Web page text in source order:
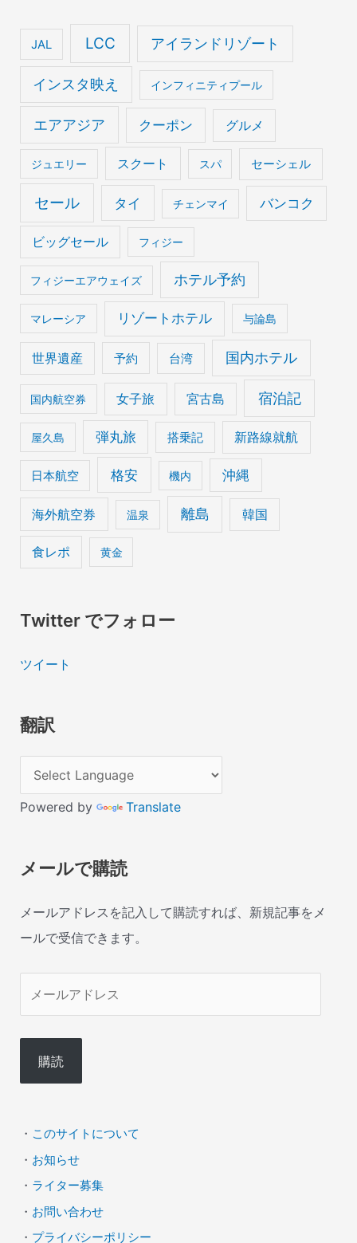
JAL LCC アイランドリゾート
インスタ映え インフィニティプール
エアアジア クーポン グルメ
ジュエリー スクート スパ セーシェル
セール タイ チェンマイ バンコク
ビッグセール フィジー
フィジーエアウェイズ ホテル予約
マレーシア リゾートホテル 与論島
世界遺産 予約 台湾 国内ホテル
国内航空券 女子旅 宮古島 宿泊記
屋久島 弾丸旅 搭乗記 新路線就航
日本航空 格安 機内 沖縄
海外航空券 温泉 離島 韓国
食レポ 黄金
Twitter でフォロー
ツイート
翻訳
Powered by Translate
メールで購読
メールアドレスを記入して購読すれば、新規記事をメ
ールで受信できます。
ル
ド
ス
購読
・ このサイトについて
・ お知らせ
・ ライター募集
・ お問い合わせ
・ プライバシーポリシー